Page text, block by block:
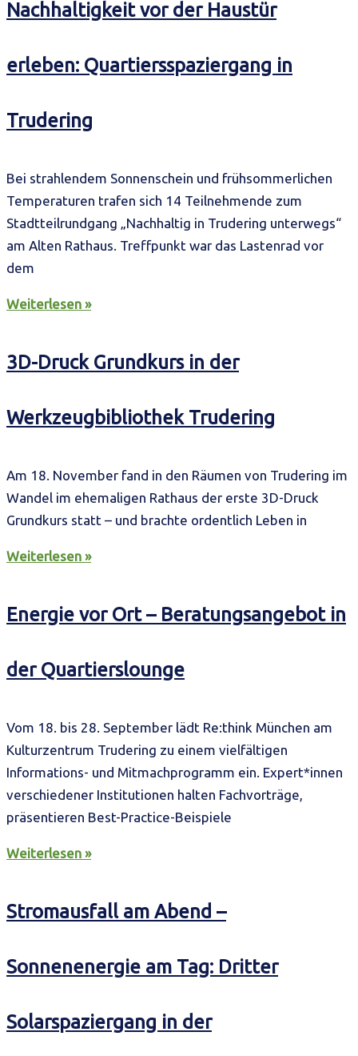
Nachhaltigkeit vor der Haustür
erleben: Quartiersspaziergang in
Trudering
Bei strahlendem Sonnenschein und frühsommerlichen
Temperaturen trafen sich 14 Teilnehmende zum
Stadtteilrundgang „Nachhaltig in Trudering unterwegs“
am Alten Rathaus. Treffpunkt war das Lastenrad vor
dem
Weiterlesen »
3D-Druck Grundkurs in der
Werkzeugbibliothek Trudering
Am 18. November fand in den Räumen von Trudering im
Wandel im ehemaligen Rathaus der erste 3D-Druck
Grundkurs statt – und brachte ordentlich Leben in
Weiterlesen »
Energie vor Ort – Beratungsangebot in
der Quartierslounge
Vom 18. bis 28. September lädt Re:think München am
Kulturzentrum Trudering zu einem vielfältigen
Informations- und Mitmachprogramm ein. Expert*innen
verschiedener Institutionen halten Fachvorträge,
präsentieren Best-Practice-Beispiele
Weiterlesen »
Stromausfall am Abend –
Sonnenenergie am Tag: Dritter
Solarspaziergang in der